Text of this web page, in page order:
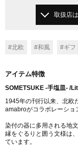
取扱店
#北欧 #和風 #ギフ
アイテム特徴
SOMETSUKE -手塩皿- /
1945年の刊行以来、北欧
amabroがコラボレーショ
染付の器に多用される地
縁をぐるりと囲う文様は
ています。